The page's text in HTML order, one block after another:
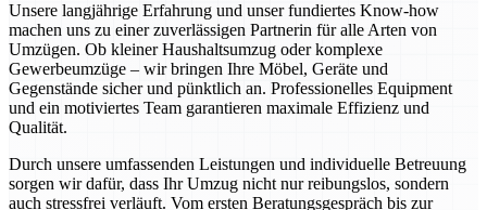
Unsere langjährige Erfahrung und unser fundiertes Know-how
machen uns zu einer zuverlässigen Partnerin für alle Arten von
Umzügen. Ob kleiner Haushaltsumzug oder komplexe
Gewerbeumzüge – wir bringen Ihre Möbel, Geräte und
Gegenstände sicher und pünktlich an. Professionelles Equipment
und ein motiviertes Team garantieren maximale Effizienz und
Qualität.
Durch unsere umfassenden Leistungen und individuelle Betreuung
sorgen wir dafür, dass Ihr Umzug nicht nur reibungslos, sondern
auch stressfrei verläuft. Vom ersten Beratungsgespräch bis zur